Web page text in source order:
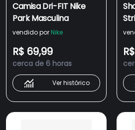
Camisa Dri-FIT Nike
Park Masculina
vendido por Nike
R$ 69,99
cerca de 6 horas
Ver histórico